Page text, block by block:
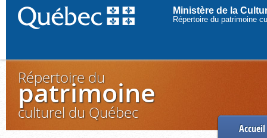
Ministère de la
Répertoire du patrimoine
Répertoire du
patrimoine
culturel du Québec
Accueil